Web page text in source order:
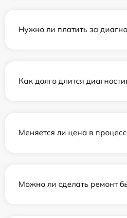
Нужно ли платить за
Как долго длится
Меняется ли цена в
Можно ли сделать ремонт